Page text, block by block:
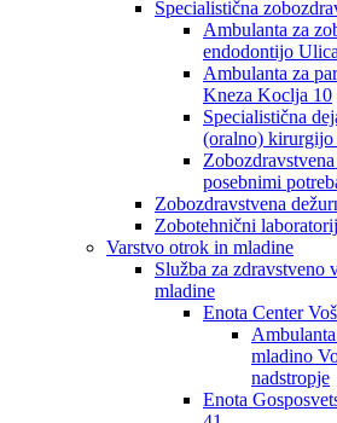
Specialistična
Ambulanta za
endodontijo
Ambulanta za
Kneza Koclja 10
Specialistična
(oralno)
posebnimi
Zobozdravstvena
Zobotehnični laboratorij
Varstvo otrok in mladine
Služba za zdravstveno
mladine
Enota Center
mladino
nadstropje
Enota